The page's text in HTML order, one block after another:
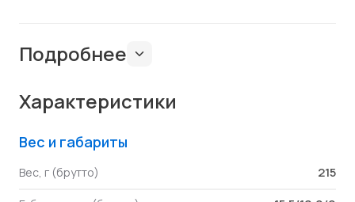
Подробнее
Характеристики
Вес и габариты
Вес, г (брутто) 215